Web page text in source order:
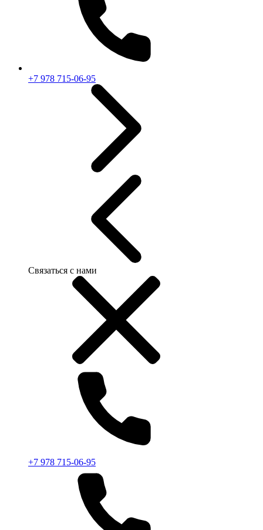
+7 978 715-06-95
Связаться с нами
+7 978 715-06-95